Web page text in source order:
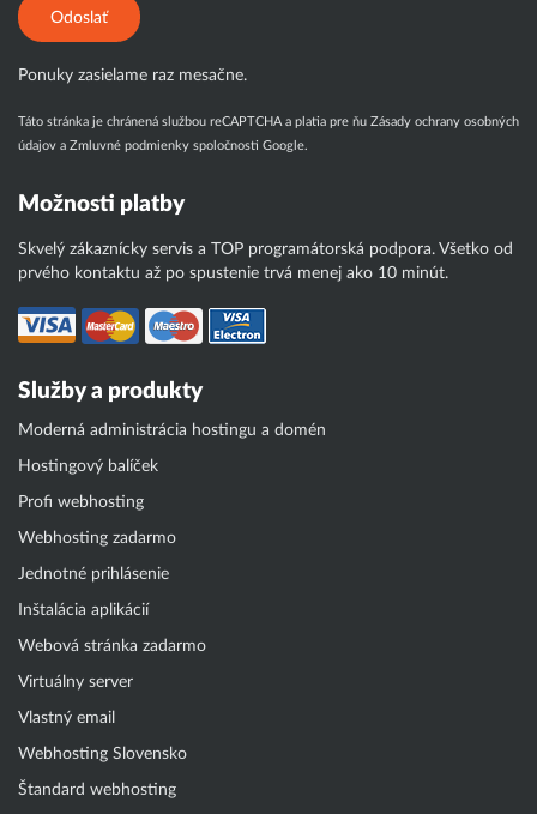
Odoslať
Ponuky zasielame raz mesačne.
Táto stránka je chránená službou reCAPTCHA a platia pre ňu Zásady ochrany osobných
údajov a Zmluvné podmienky spoločnosti Google.
Možnosti platby
Skvelý zákaznícky servis a TOP programátorská podpora. Všetko od
prvého kontaktu až po spustenie trvá menej ako 10 minút.
Služby a produkty
Moderná administrácia hostingu a domén
Hostingový balíček
Profi webhosting
Webhosting zadarmo
Jednotné prihlásenie
Inštalácia aplikácií
Webová stránka zadarmo
Virtuálny server
Vlastný email
Webhosting Slovensko
Štandard webhosting